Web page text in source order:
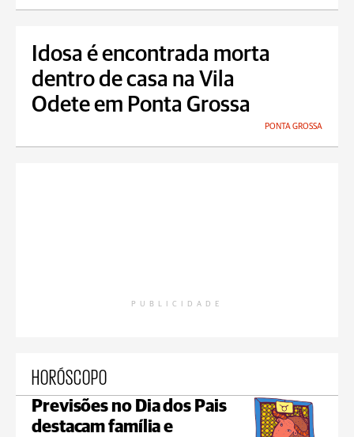
Idosa é encontrada morta
dentro de casa na Vila
Odete em Ponta Grossa
PONTA GROSSA
PUBLICIDADE
HORÓSCOPO
Previsões no Dia dos Pais
destacam família e